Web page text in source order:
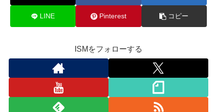
LINE Pinterest コピー
ISMをフォローする